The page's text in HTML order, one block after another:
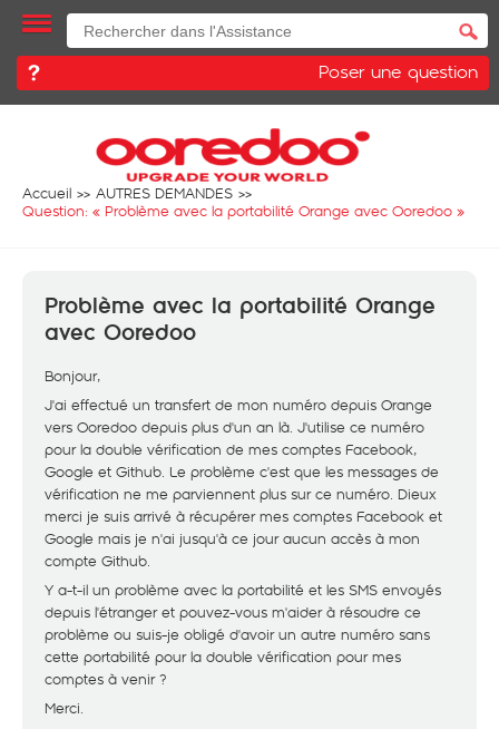
Poser une question
Accueil
AUTRES DEMANDES
Question: « Problème avec la portabilité Orange avec Ooredoo »
Problème avec la portabilité Orange
avec Ooredoo
Bonjour,
J'ai effectué un transfert de mon numéro depuis Orange
vers Ooredoo depuis plus d'un an là. J'utilise ce numéro
pour la double vérification de mes comptes Facebook,
Google et Github. Le problème c'est que les messages de
vérification ne me parviennent plus sur ce numéro. Dieux
merci je suis arrivé à récupérer mes comptes Facebook et
Google mais je n'ai jusqu'à ce jour aucun accès à mon
compte Github.
Y a-t-il un problème avec la portabilité et les SMS envoyés
depuis l'étranger et pouvez-vous m'aider à résoudre ce
problème ou suis-je obligé d'avoir un autre numéro sans
cette portabilité pour la double vérification pour mes
comptes à venir ?
Merci.